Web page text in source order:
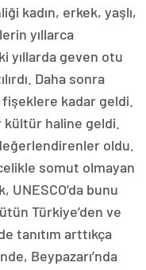
kadın, erkek, yaşlı,
yıllarca
yıllarda geven otu
Daha sonra
kadar geldi.
kültür haline geldi.
oldu.
somut olmayan
bunu
Türkiye’den ve
tanıtım arttıkça
Beypazarı’nda